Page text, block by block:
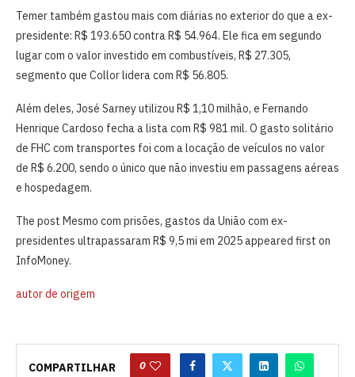
Temer também gastou mais com diárias no exterior do que a ex-
presidente: R$ 193.650 contra R$ 54.964. Ele fica em segundo
lugar com o valor investido em combustíveis, R$ 27.305,
segmento que Collor lidera com R$ 56.805.
Além deles, José Sarney utilizou R$ 1,10 milhão, e Fernando
Henrique Cardoso fecha a lista com R$ 981 mil. O gasto solitário
de FHC com transportes foi com a locação de veículos no valor
de R$ 6.200, sendo o único que não investiu em passagens aéreas
e hospedagem.
The post Mesmo com prisões, gastos da União com ex-
presidentes ultrapassaram R$ 9,5 mi em 2025 appeared first on
InfoMoney.
autor de origem
COMPARTILHAR 0